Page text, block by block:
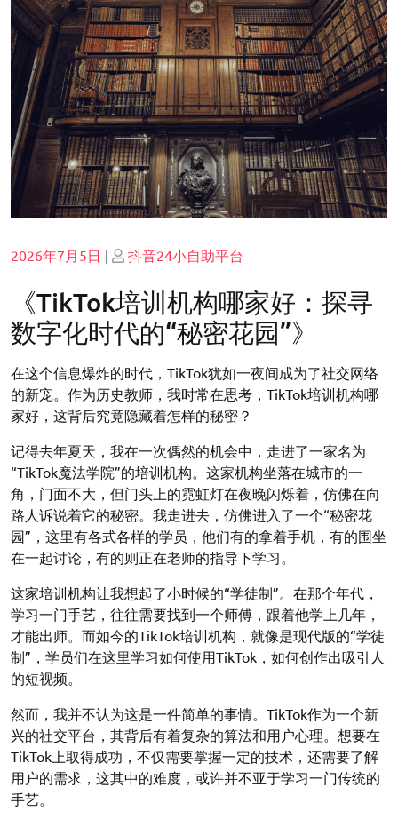
Posted
2026年7月5日 | Posted
抖音24小自助平台
《TikTok培训机构哪家好：探寻
数字化时代的“秘密花园”》
在这个信息爆炸的时代，TikTok犹如一夜间成为了社交网络
的新宠。作为历史教师，我时常在思考，TikTok培训机构哪
家好，这背后究竟隐藏着怎样的秘密？
记得去年夏天，我在一次偶然的机会中，走进了一家名为
“TikTok魔法学院”的培训机构。这家机构坐落在城市的一
角，门面不大，但门头上的霓虹灯在夜晚闪烁着，仿佛在向
路人诉说着它的秘密。我走进去，仿佛进入了一个“秘密花
园”，这里有各式各样的学员，他们有的拿着手机，有的围坐
在一起讨论，有的则正在老师的指导下学习。
这家培训机构让我想起了小时候的“学徒制”。在那个年代，
学习一门手艺，往往需要找到一个师傅，跟着他学上几年，
才能出师。而如今的TikTok培训机构，就像是现代版的“学徒
制”，学员们在这里学习如何使用TikTok，如何创作出吸引人
的短视频。
然而，我并不认为这是一件简单的事情。TikTok作为一个新
兴的社交平台，其背后有着复杂的算法和用户心理。想要在
TikTok上取得成功，不仅需要掌握一定的技术，还需要了解
用户的需求，这其中的难度，或许并不亚于学习一门传统的
手艺。